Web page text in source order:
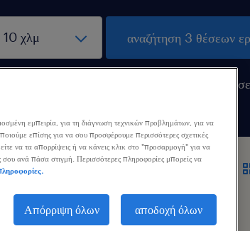
αναζήτηση 3 θέσεων
λάβε ειδοποιήσεις
εμπειρία, για τη διάγνωση τεχνικών προβλημάτων, για να
επίσης για να σου προσφέρουμε περισσότερες σχετικές
να τα απορρίψεις ή να κάνεις κλικ στο "προσαρμογή" για να
σου ανά πάσα στιγμή. Περισσότερες πληροφορίες μπορείς να
Απόρριψη όλων αποδοχή όλων